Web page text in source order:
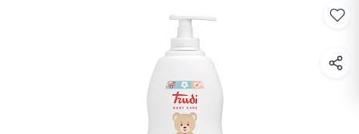
Facebook
WhatsApp